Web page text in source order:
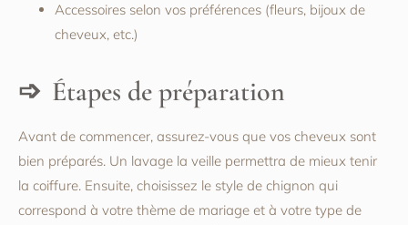
Accessoires selon vos préférences (fleurs, bijoux de
cheveux, etc.)
Étapes de préparation
Avant de commencer, assurez-vous que vos cheveux sont
bien préparés. Un lavage la veille permettra de mieux tenir
la coiffure. Ensuite, choisissez le style de chignon qui
correspond à votre thème de mariage et à votre type de